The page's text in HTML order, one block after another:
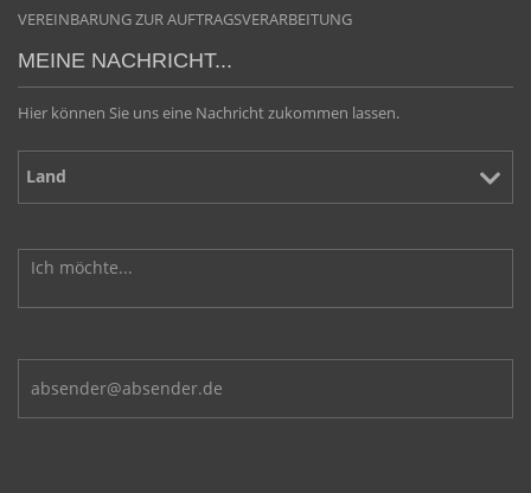
VEREINBARUNG ZUR AUFTRAGSVERARBEITUNG
MEINE NACHRICHT...
Hier können Sie uns eine Nachricht zukommen lassen.